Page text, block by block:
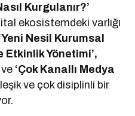
Kurgulanır?’
ekosistemdeki varlığı
Nesil Kurumsal
Etkinlik Yönetimi’,
ve ‘Çok Kanallı Medya
ve çok disiplinli bir